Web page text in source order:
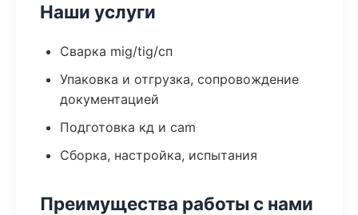
Наши услуги
Сварка mig/tig/сп
Упаковка и отгрузка, сопровождение
документацией
Подготовка кд и cam
Сборка, настройка, испытания
Преимущества работы с нами